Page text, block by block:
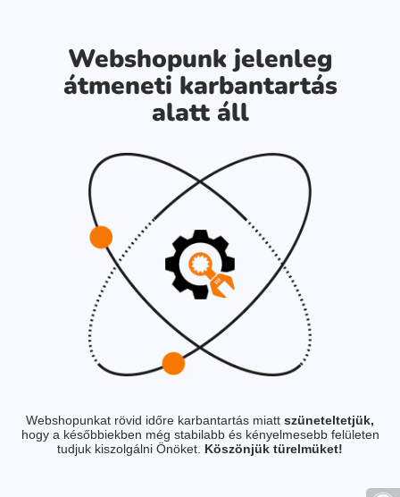
Webshopunk jelenleg
átmeneti karbantartás
alatt áll
Webshopunkat rövid időre karbantartás miatt szüneteltetjük,
hogy a későbbiekben még stabilabb és kényelmesebb felületen
tudjuk kiszolgálni Önöket. Köszönjük türelmüket!